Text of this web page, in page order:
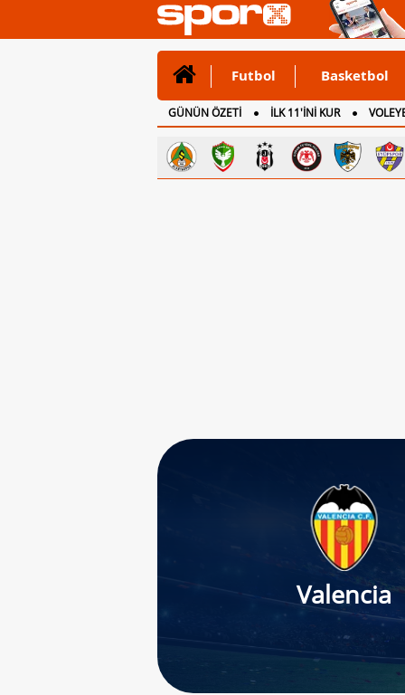
Futbol Basketbol
GÜNÜN ÖZETİ İLK 11'İNİ KUR
CANLI ANLATIM
İNGİLTERE
Valencia